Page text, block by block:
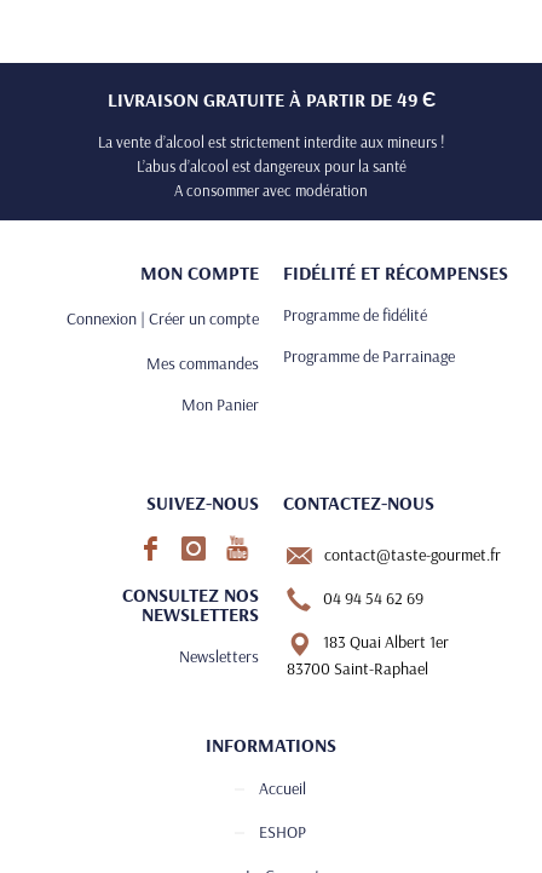
LIVRAISON GRATUITE À PARTIR DE 49 Є
La vente d’alcool est strictement interdite aux mineurs !
L’abus d’alcool est dangereux pour la santé
A consommer avec modération
MON COMPTE
Connexion | Créer un compte
Mes commandes
Mon Panier
FIDÉLITÉ ET RÉCOMPENSES
Programme de fidélité
Programme de Parrainage
SUIVEZ-NOUS
CONSULTEZ NOS
NEWSLETTERS
Newsletters
CONTACTEZ-NOUS
contact@taste-gourmet.fr
04 94 54 62 69
183 Quai Albert 1er
83700 Saint-Raphael
INFORMATIONS
Accueil
ESHOP